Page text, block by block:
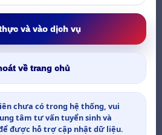
và vào dịch vụ
về trang chủ
chưa có trong hệ thống, vui
tâm tư vấn tuyển sinh và
được hỗ trợ cập nhật dữ liệu.